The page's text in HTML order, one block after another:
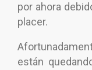
por ahora
placer.
están